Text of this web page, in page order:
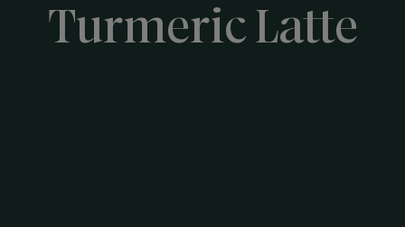
Turmeric Latte